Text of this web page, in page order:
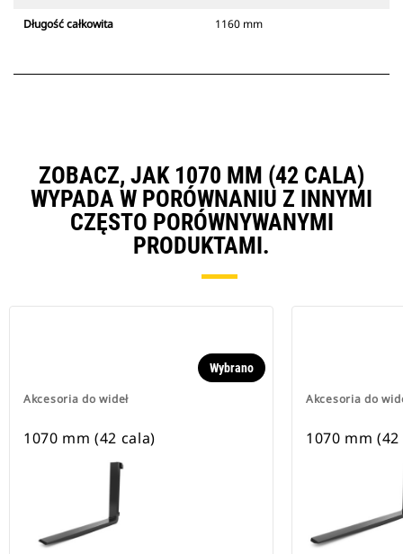
Długość całkowita 1160 mm
ZOBACZ, JAK 1070 MM (42 CALA)
WYPADA W PORÓWNANIU Z INNYMI
CZĘSTO PORÓWNYWANYMI
PRODUKTAMI.
Akcesoria do wideł
Wybrano
1070 mm (42 cala)
Akcesoria do
1070 mm